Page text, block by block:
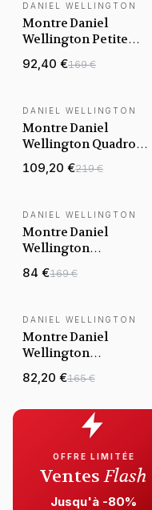
DANIEL WELLINGTON
Montre Daniel
Wellington Petite
Evergold DW00100346
en maille milanaise
92,40 €169 €
DANIEL WELLINGTON
Montre Daniel
Wellington Quadro
Roman -5Link doré or
rose
109,20 €219 €
DANIEL WELLINGTON
Montre Daniel
Wellington
DW00100403 Iconic
Link 28mm Acier
84 €169 €
DANIEL WELLINGTON
Montre Daniel
Wellington
Unitone Or Jaune
82,20 €165 €
OFFRE LIMITÉE
VentesFlash
Jusqu'à -80%